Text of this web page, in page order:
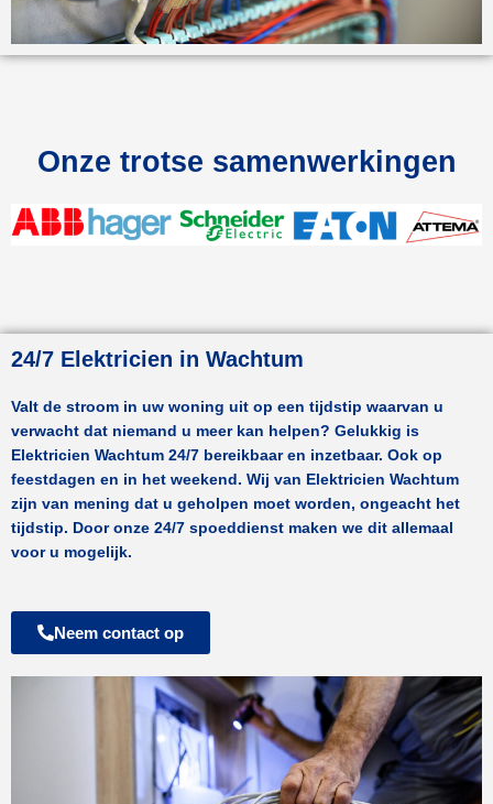
Onze trotse samenwerkingen
24/7 Elektricien in Wachtum
Valt de stroom in uw woning uit op een tijdstip waarvan u
verwacht dat niemand u meer kan helpen? Gelukkig is
Elektricien Wachtum 24/7 bereikbaar en inzetbaar. Ook op
feestdagen en in het weekend. Wij van Elektricien Wachtum
zijn van mening dat u geholpen moet worden, ongeacht het
tijdstip. Door onze 24/7 spoeddienst maken we dit allemaal
voor u mogelijk.
Neem contact op